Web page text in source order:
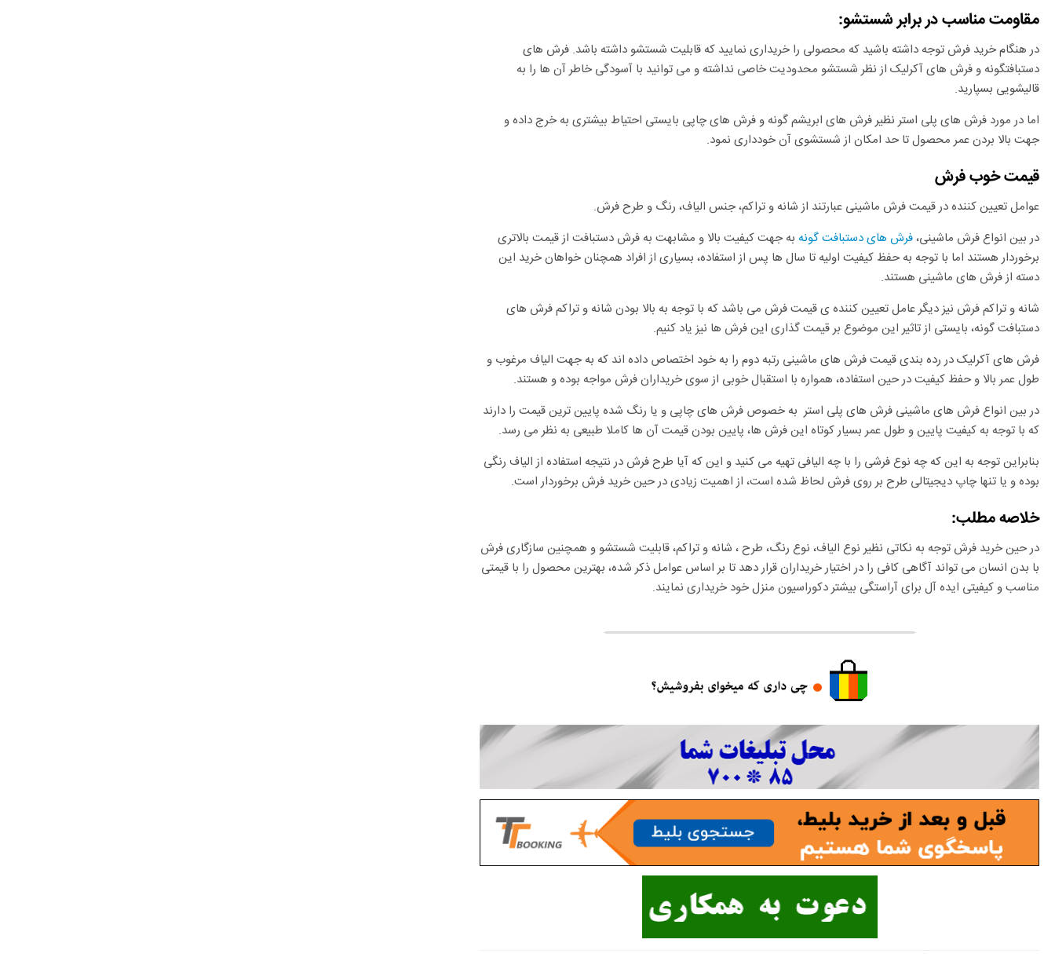
مقاومت مناسب در برابر شستشو:
در هنگام خرید فرش توجه داشته باشید که محصولی را خریداری نمایید که قابلیت شستشو داشته باشد. فرش های
دستبافتگونه و فرش های آکرلیک از نظر شستشو محدودیت خاصی نداشته و می توانید با آسودگی خاطر آن ها را به
قالیشویی بسپارید.
اما در مورد فرش های پلی استر نظیر فرش های ابریشم گونه و فرش های چاپی بایستی احتیاط بیشتری به خرج داده و
جهت بالا بردن عمر محصول تا حد امکان از شستشوی آن خودداری نمود.
قیمت خوب فرش
عوامل تعیین کننده در قیمت فرش ماشینی عبارتند از شانه و تراکم، جنس الیاف، رنگ و طرح فرش.
در بین انواع فرش ماشینی،فرش های دستبافت گونه به جهت کیفیت بالا و مشابهت به فرش دستبافت از قیمت بالاتری
برخوردار هستند اما با توجه به حفظ کیفیت اولیه تا سال ها پس از استفاده، بسیاری از افراد همچنان خواهان خرید این
دسته از فرش های ماشینی هستند.
شانه و تراکم فرش نیز دیگر عامل تعیین کننده ی قیمت فرش می باشد که با توجه به بالا بودن شانه و تراکم فرش های
دستبافت گونه، بایستی از تاثیر این موضوع بر قیمت گذاری این فرش ها نیز یاد کنیم.
فرش های آکرلیک در رده بندی قیمت فرش های ماشینی رتبه دوم را به خود اختصاص داده اند که به جهت الیاف مرغوب و
طول عمر بالا و حفظ کیفیت در حین استفاده، همواره با استقبال خوبی از سوی خریداران فرش مواجه بوده و هستند.
در بین انواع فرش های ماشینی فرش های پلی استر به خصوص فرش های چاپی و یا رنگ شده پایین ترین قیمت را دارند
که با توجه به کیفیت پایین و طول عمر بسیار کوتاه این فرش ها، پایین بودن قیمت آن ها کاملا طبیعی به نظر می رسد.
بنابراین توجه به این که چه نوع فرشی را با چه الیافی تهیه می کنید و این که آیا طرح فرش در نتیجه استفاده از الیاف رنگی
بوده و یا تنها چاپ دیجیتالی طرح بر روی فرش لحاظ شده است، از اهمیت زیادی در حین خرید فرش برخوردار است.
خلاصه مطلب:
در حین خرید فرش توجه به نکاتی نظیر نوع الیاف، نوع رنگ، طرح ، شانه و تراکم، قابلیت شستشو و همچنین سازگاری فرش
با بدن انسان می تواند آگاهی کافی را در اختیار خریداران قرار دهد تا بر اساس عوامل ذکر شده، بهترین محصول را با قیمتی
مناسب و کیفیتی ایده آل برای آراستگی بیشتر دکوراسیون منزل خود خریداری نمایند.